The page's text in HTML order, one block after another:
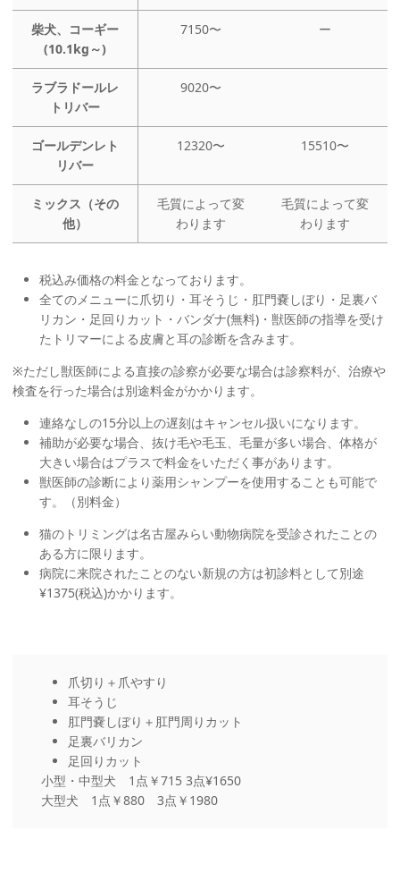
柴犬、コーギー
(10.1kg～)
7150〜 ー
ラブラドールレ
トリバー
9020〜
ゴールデンレト
リバー
12320〜 15510〜
ミックス（その
他）
毛質によって変
わります
毛質によって変
わります
税込み価格の料金となっております。
全てのメニューに爪切り・耳そうじ・肛門嚢しぼり・足裏バ
リカン・足回りカット・バンダナ(無料)・獣医師の指導を受け
たトリマーによる皮膚と耳の診断を含みます。
※ただし獣医師による直接の診察が必要な場合は診察料が、治療や
検査を行った場合は別途料金がかかります。
連絡なしの15分以上の遅刻はキャンセル扱いになります。
補助が必要な場合、抜け毛や毛玉、毛量が多い場合、体格が
大きい場合はプラスで料金をいただく事があります。
獣医師の診断により薬用シャンプーを使用することも可能で
す。（別料金）
猫のトリミングは名古屋みらい動物病院を受診されたことの
ある方に限ります。
病院に来院されたことのない新規の方は初診料として別途
¥1375(税込)かかります。
爪切り＋爪やすり
耳そうじ
肛門嚢しぼり＋肛門周りカット
足裏バリカン
足回りカット
小型・中型犬 1点￥715 3点¥1650
大型犬 1点￥880 3点￥1980